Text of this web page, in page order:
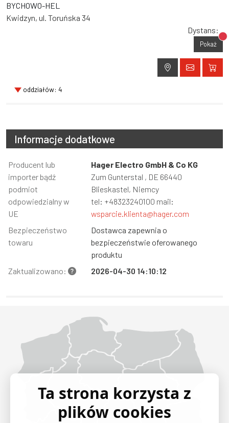
BYCHOWO-HEL
Kwidzyn, ul. Toruńska 34
Dystans:
Pokaż
oddziałów: 4
Informacje dodatkowe
Informacja
Wartość
Producent lub
importer bądź
podmiot
odpowiedzialny w
UE
Hager Electro GmbH & Co KG
Zum Gunterstal , DE 66440
Blieskastel, Niemcy
tel: +48323240100 mail:
wsparcie.klienta@hager.com
Bezpieczeństwo
towaru
Dostawca zapewnia o
bezpieczeństwie oferowanego
produktu
Zaktualizowano:
2026-04-30 14:10:12
Ta strona korzysta z
plików cookies